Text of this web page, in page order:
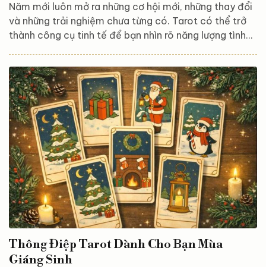
Năm mới luôn mở ra những cơ hội mới, những thay đổi
và những trải nghiệm chưa từng có. Tarot có thể trở
thành công cụ tinh tế để bạn nhìn rõ năng lượng tình
qua và những món quà cảm xúc mà vũ trụ muốn gửi
đến bạn trong năm tới. Trải bài này gồm 3 lá, đại diện
cho: Hiện trạng tình cảm Những thách thức hoặc cơ
hội trong tình yêu Thông điệp hoặc lời khuyên từ vũ trụ
cho năm mới Lá 1 – Hiện trạng...
Thông Điệp Tarot Dành Cho Bạn Mùa
Giáng Sinh